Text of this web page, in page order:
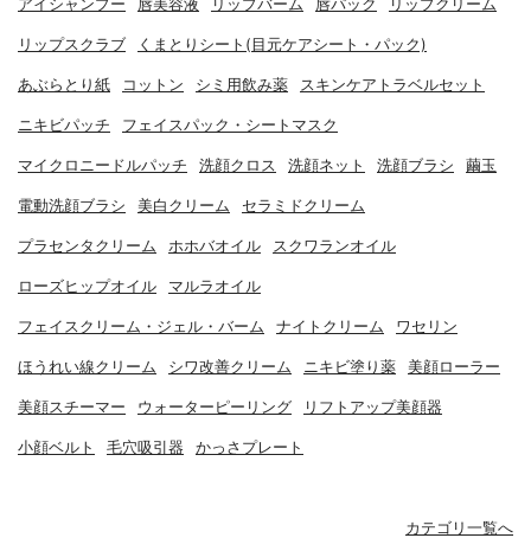
アイシャンプー 唇美容液 リップバーム 唇パック リップクリーム
リップスクラブ くまとりシート(目元ケアシート・パック)
あぶらとり紙 コットン シミ用飲み薬 スキンケアトラベルセット
ニキビパッチ フェイスパック・シートマスク
マイクロニードルパッチ 洗顔クロス 洗顔ネット 洗顔ブラシ 繭玉
電動洗顔ブラシ 美白クリーム セラミドクリーム
プラセンタクリーム ホホバオイル スクワランオイル
ローズヒップオイル マルラオイル
フェイスクリーム・ジェル・バーム ナイトクリーム ワセリン
ほうれい線クリーム シワ改善クリーム ニキビ塗り薬 美顔ローラー
美顔スチーマー ウォーターピーリング リフトアップ美顔器
小顔ベルト 毛穴吸引器 かっさプレート
カテゴリ一覧へ